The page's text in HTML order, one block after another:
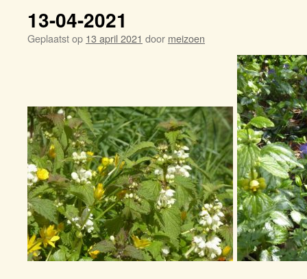
13-04-2021
Geplaatst op 13 april 2021 door meizoen